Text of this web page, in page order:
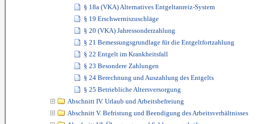
§ 18a (VKA) Alternatives Entgeltanreiz-System
§ 19 Erschwerniszuschläge
§ 20 (VKA) Jahressonderzahlung
§ 21 Bemessungsgrundlage für die Entgeltfortzahlung
§ 22 Entgelt im Krankheitsfall
§ 23 Besondere Zahlungen
§ 24 Berechnung und Auszahlung des Entgelts
§ 25 Betriebliche Altersversorgung
Abschnitt IV. Urlaub und Arbeitsbefreiung
Abschnitt V. Befristung und Beendigung des Arbeitsverhältnisses